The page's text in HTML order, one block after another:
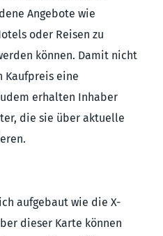
Angebote wie
oder Reisen zu
können. Damit nicht
Kaufpreis eine
erhalten Inhaber
die sie über aktuelle
aufgebaut wie die X-
dieser Karte können